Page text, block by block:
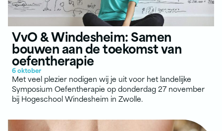
VvO & Windesheim: Samen
bouwen aan de toekomst van
oefentherapie
6 oktober
Met veel plezier nodigen wij je uit voor het landelijke
Symposium Oefentherapie op donderdag 27 november
bij Hogeschool Windesheim in Zwolle.